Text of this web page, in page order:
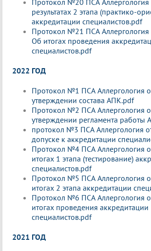
результатах 2 этапа (практико-
аккредитации специалистов.pdf
Протокол №21 ПСА Аллергология
Об итогах проведения
специалистов.pdf
2022 ГОД
Протокол №1 ПСА Аллергология
утверждении состава АПК.pdf
Протокол №2 ПСА Аллергология
утверждении регламента работы
протокол №3 ПСА Аллергология
допуске к аккредитации
Протокол №4 ПСА Аллергология
итогах 1 этапа (тестирование)
специалистов.pdf
Протокол №5 ПСА Аллергология
итогах 2 этапа аккредитации
Протокол №6 ПСА Аллергология
итогах проведения аккредитации
специалистов.pdf
2021 ГОД